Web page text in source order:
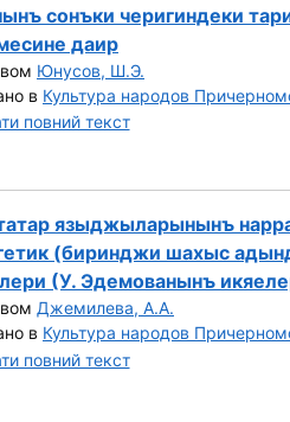
1
сонъки черигиндеки
даир
Юнусов, Ш.Э.
в Культура народов
повний текст
2 языджыларынынъ
(биринджи шахыс
(У. Эдемованынъ
Джемилева, А.А.
в Культура народов
повний текст